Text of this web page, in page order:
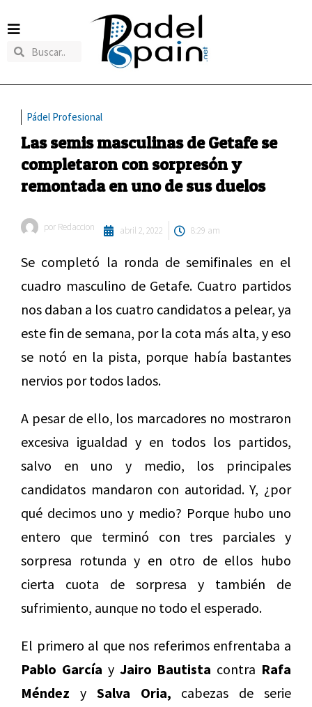
Pádel Profesional
Las semis masculinas de Getafe se
completaron con sorpresón y
remontada en uno de sus duelos
por Redaccion abril 2, 2022 8:29 am
Se completó la ronda de semifinales en el
cuadro masculino de Getafe. Cuatro partidos
nos daban a los cuatro candidatos a pelear, ya
este fin de semana, por la cota más alta, y eso
se notó en la pista, porque había bastantes
nervios por todos lados.
A pesar de ello, los marcadores no mostraron
excesiva igualdad y en todos los partidos,
salvo en uno y medio, los principales
candidatos mandaron con autoridad. Y, ¿por
qué decimos uno y medio? Porque hubo uno
entero que terminó con tres parciales y
sorpresa rotunda y en otro de ellos hubo
cierta cuota de sorpresa y también de
sufrimiento, aunque no todo el esperado.
El primero al que nos referimos enfrentaba a
Pablo García y Jairo Bautista contra Rafa
Méndez y Salva Oria, cabezas de serie